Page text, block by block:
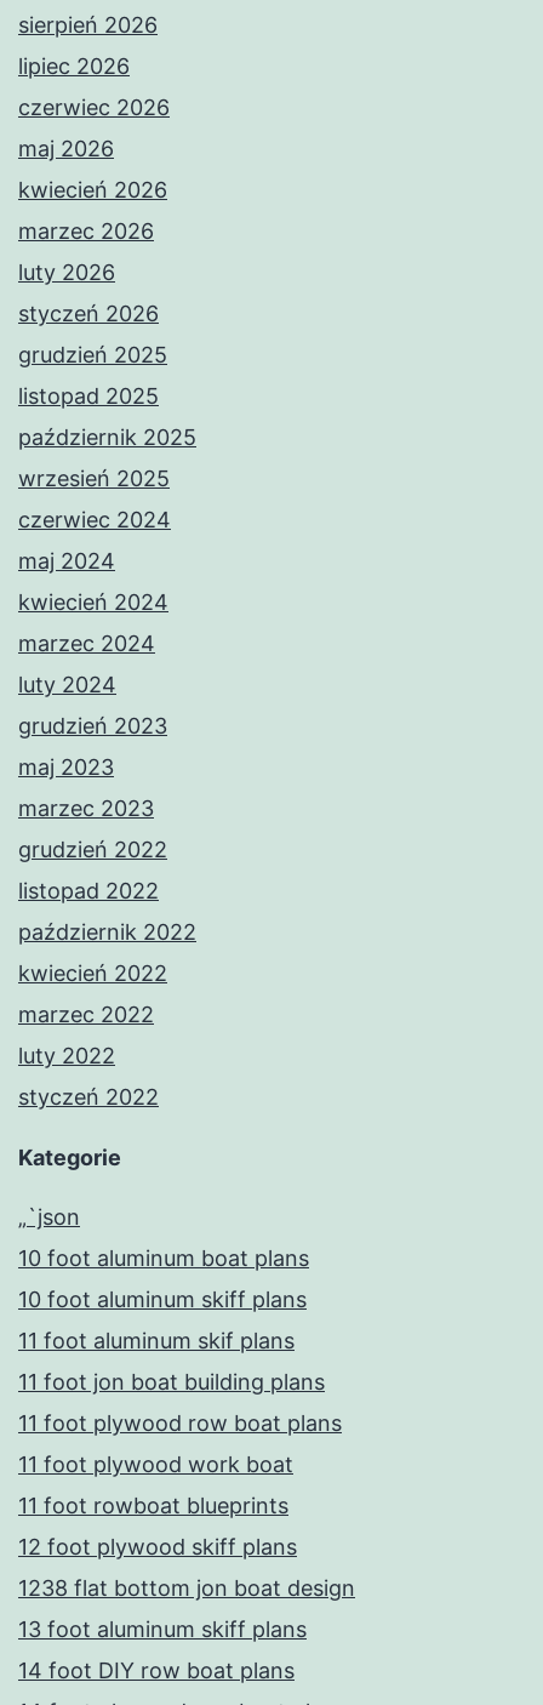
sierpień 2026
lipiec 2026
czerwiec 2026
maj 2026
kwiecień 2026
marzec 2026
luty 2026
styczeń 2026
grudzień 2025
listopad 2025
październik 2025
wrzesień 2025
czerwiec 2024
maj 2024
kwiecień 2024
marzec 2024
luty 2024
grudzień 2023
maj 2023
marzec 2023
grudzień 2022
listopad 2022
październik 2022
kwiecień 2022
marzec 2022
luty 2022
styczeń 2022
Kategorie
„`json
10 foot aluminum boat plans
10 foot aluminum skiff plans
11 foot aluminum skif plans
11 foot jon boat building plans
11 foot plywood row boat plans
11 foot plywood work boat
11 foot rowboat blueprints
12 foot plywood skiff plans
1238 flat bottom jon boat design
13 foot aluminum skiff plans
14 foot DIY row boat plans